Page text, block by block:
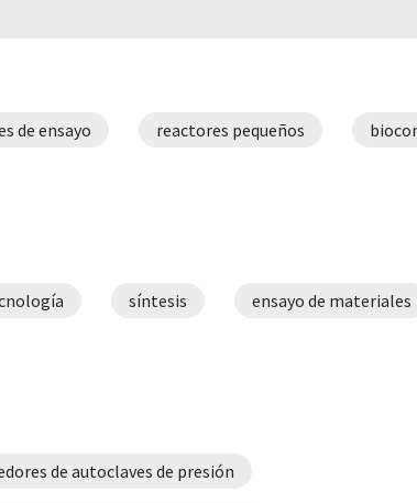
de ensayo reactores pequeños
síntesis ensayo de materiales
de autoclaves de presión